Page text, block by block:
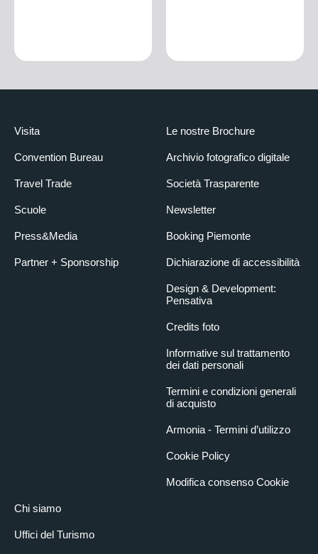
Visita
Convention Bureau
Travel Trade
Scuole
Press&Media
Partner + Sponsorship
Chi siamo
Uffici del Turismo
Le nostre Brochure
Archivio fotografico digitale
Società Trasparente
Newsletter
Booking Piemonte
Dichiarazione di accessibilità
Design & Development:
Pensativa
Credits foto
Informative sul trattamento
dei dati personali
Termini e condizioni generali
di acquisto
Armonia - Termini d’utilizzo
Cookie Policy
Modifica consenso Cookie